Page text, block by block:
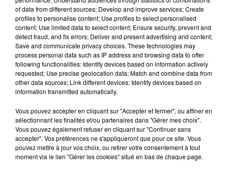
7 août 2026
NOS IDÉES DE SORTIE POUR CE WEEK-END
rendez-vous à ne pas manquer dans le coin. Que vous ayez
envie de voyager à l'autre bout du monde,...
of data from different sources; Develop and improve services; Create
profiles to personalise content; Use profiles to select personalised
content; Use limited data to select content; Ensure security, prevent and
detect fraud, and fix errors; Deliver and present advertising and content;
Save and communicate privacy choices. These technologies may
process personal data such as IP address and browsing data to offer
following functionalities: Identify devices based on information actively
requested; Use precise geolocation data; Match and combine data from
other data sources; Link different devices; Identify devices based on
information transmitted automatically.
Vous pouvez accepter en cliquant sur "Accepter et fermer", ou affiner en
sélectionnant les finalités et/ou partenaires dans "Gérer mes choix".
Vous pouvez également refuser en cliquant sur "Continuer sans
accepter". Vos préférences ne s'appliqueront que pour ce site. Vous
pouvez mettre à jour vos choix, ou retirer votre consentement à tout
moment via le lien "Gérer les cookies" situé en bas de chaque page.